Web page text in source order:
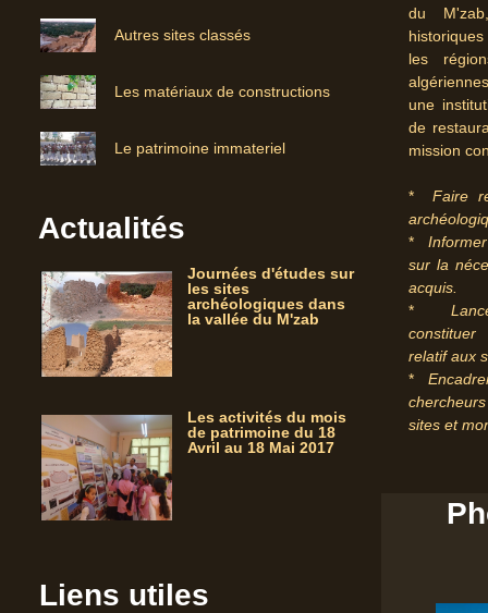
Autres sites classés
Les matériaux de constructions
Le patrimoine immateriel
Actualités
Journées d'études sur
les sites
archéologiques dans
la vallée du M'zab
Les activités du mois
de patrimoine du 18
Avril au 18 Mai 2017
Liens utiles
du
les
une
de
mission
*
Faire
*
sur la
acquis.
*
relatif aux
*
sites et